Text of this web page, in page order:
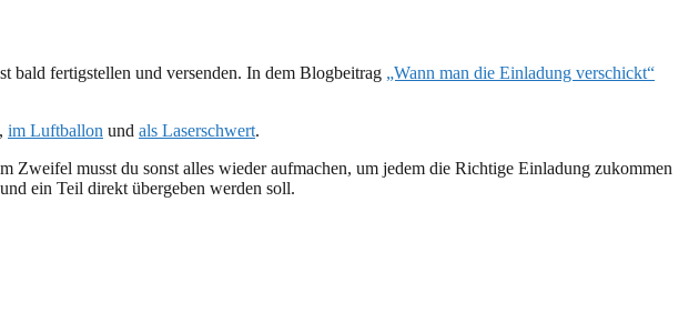
bald fertigstellen und versenden. In dem Blogbeitrag „Wann man die Einladung verschickt“
, im Luftballon und als Laserschwert.
Zweifel musst du sonst alles wieder aufmachen, um jedem die Richtige Einladung zukommen
ein Teil direkt übergeben werden soll.